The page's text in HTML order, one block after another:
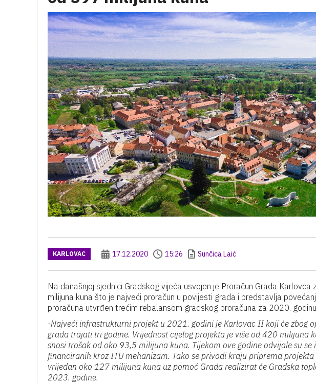
KARLOVAC 17.12.2020 15:26 Sunčica Laić
Na današnjoj sjednici Gradskog vijeća usvojen je Proračun Grada
milijuna kuna što je najveći proračun u povijesti grada i predstavlja
proračuna utvrđen trećim rebalansom gradskog proračuna za 2020.
-Najveći infrastrukturni projekt u 2021. godini je Karlovac II koji će zbog
grada trajati tri godine. Vrijednost cijelog projekta je više od 420 milijuna
snosi trošak od oko 93,5 milijuna kuna. Tijekom ove godine odvijale su
financiranih kroz ITU mehanizam. Tako se privodi kraju priprema
vrijedan oko 127 milijuna kuna uz pomoć Grada realizirat će Gradska
2023. godine.